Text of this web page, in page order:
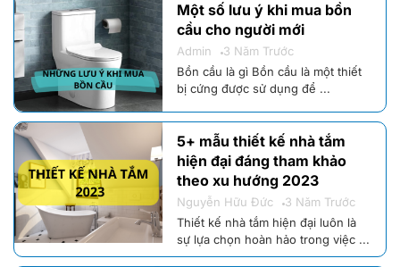
Một số lưu ý khi mua bồn
cầu cho người mới
Admin
3 Năm Trước
Bồn cầu là gì Bồn cầu là một thiết
bị cứng được sử dụng để ...
5+ mẫu thiết kế nhà tắm
hiện đại đáng tham khảo
theo xu hướng 2023
Nguyễn Hữu Đức
3 Năm Trước
Thiết kế nhà tắm hiện đại luôn là
sự lựa chọn hoàn hảo trong việc ...